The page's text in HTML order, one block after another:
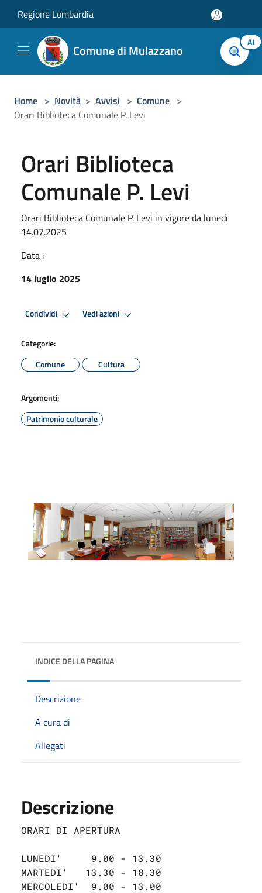
Regione Lombardia
Comune di Mulazzano AI
Home > Novità > Avvisi > Comune >
Orari Biblioteca Comunale P. Levi
Orari Biblioteca
Comunale P. Levi
Orari Biblioteca Comunale P. Levi in vigore da lunedì
14.07.2025
Data :
14 luglio 2025
Condividi Vedi azioni
Categorie:
Comune
Cultura
Argomenti:
Patrimonio culturale
INDICE DELLA PAGINA
Descrizione
A cura di
Allegati
Descrizione
ORARI DI APERTURA
LUNEDI'     9.00 - 13.30
MARTEDI'   13.30 - 18.30
MERCOLEDI'  9.00 - 13.00